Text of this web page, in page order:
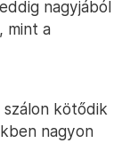
nagyjából
mint a
szálon kötődik
nagyon